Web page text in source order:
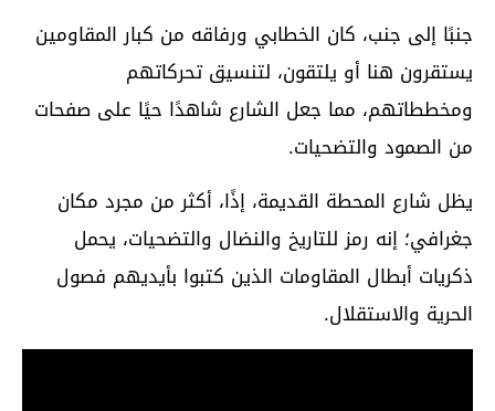
جنبًا إلى جنب، كان الخطابي ورفاقه من كبار المقاومين
يستقرون هنا أو يلتقون، لتنسيق تحركاتهم
ومخططاتهم، مما جعل الشارع شاهدًا حيًا على صفحات
من الصمود والتضحيات.
يظل شارع المحطة القديمة، إذًا، أكثر من مجرد مكان
جغرافي؛ إنه رمز للتاريخ والنضال والتضحيات، يحمل
ذكريات أبطال المقاومات الذين كتبوا بأيديهم فصول
الحرية والاستقلال.